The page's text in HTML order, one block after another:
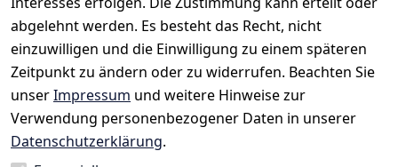
abgelehnt werden. Es besteht das Recht, nicht
einzuwilligen und die Einwilligung zu einem späteren
Zeitpunkt zu ändern oder zu widerrufen. Beachten Sie
unserImpressum und weitere Hinweise zur
Verwendung personenbezogener Daten in unserer
Datenschutzerklärung.
AGB
Impressum
Datenschutze
rklärung
Widerrufsrec
ht
Kontakt
Registrieren